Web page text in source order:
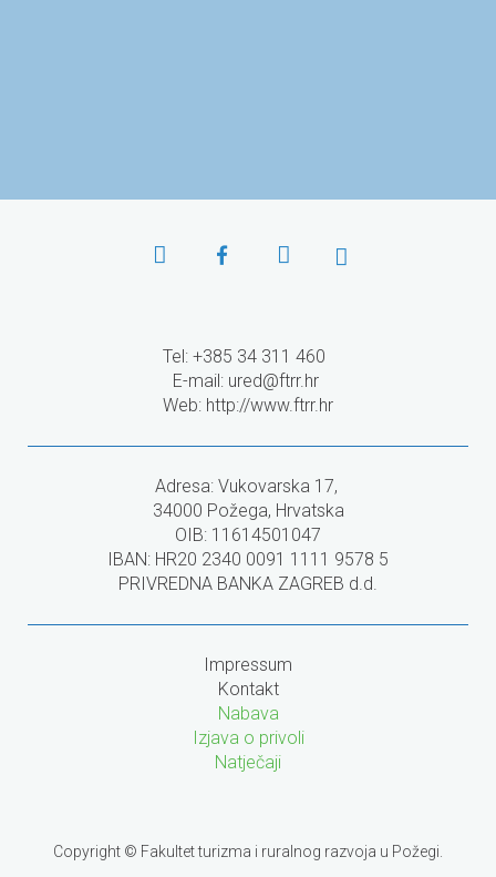
Tel: +385 34 311 460
E-mail: ured@ftrr.hr
Web: http://www.ftrr.hr
Adresa: Vukovarska 17,
34000 Požega, Hrvatska
OIB: 11614501047
IBAN: HR20 2340 0091 1111 9578 5
PRIVREDNA BANKA ZAGREB d.d.
Impressum
Kontakt
Nabava
Izjava o privoli
Natječaji
Copyright © Fakultet turizma i ruralnog razvoja u Požegi.